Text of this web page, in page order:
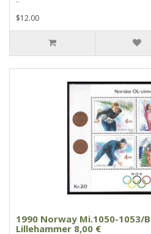
$12.00
1990 Norway Mi.1050-1053/
Lillehammer 8,00 €